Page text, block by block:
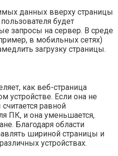
данных вверху страницы
будет
запросы на сервер. В среде
в мобильных сетях)
загрузку страницы.
как веб-страница
устройстве. Если она не
равной
ПК, и она уменьшается,
Благодаря области
шириной страницы и
устройствах.